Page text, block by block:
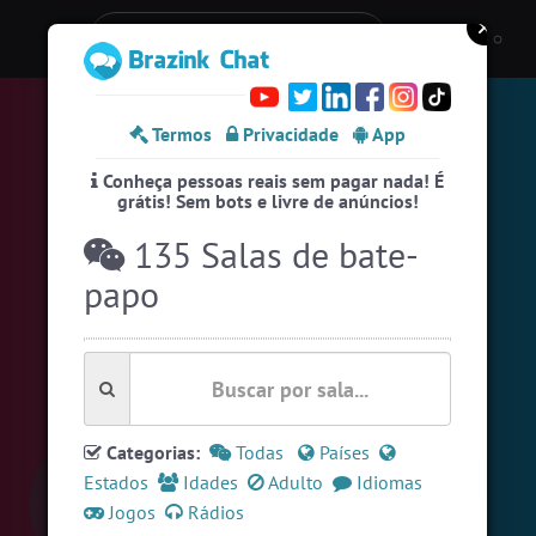
Entre numa sala de bate-papo
Stats
Espiar pessoas online
#EstadosUnidos
2pessoas
#Brasil
#Zoom
7 pessoas
#Novanativa
Termos Privacidade
App
Conheça pessoas reais sem pagar nada! É
grátis! Sem bots e livre de anúncios!
135 Salas de bate-
papo
Categorias: Todas
Países
Estados
Idades Adulto
Idiomas
Jogos
Rádios